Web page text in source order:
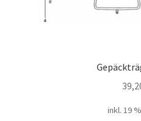
inkl. 19